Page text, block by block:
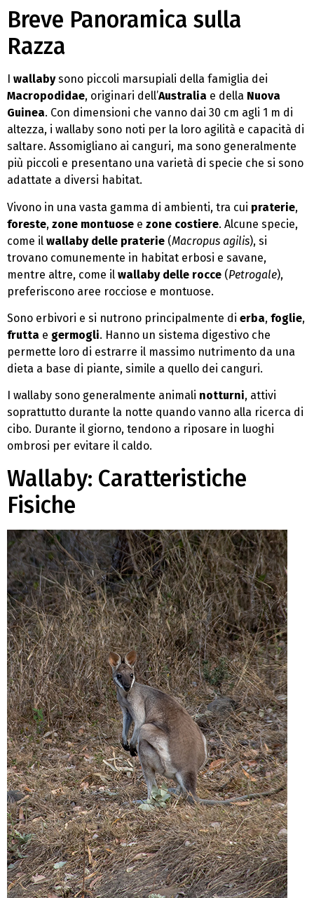
Breve Panoramica sulla
Razza
wallabysono piccoli marsupiali della famiglia dei
Macropodidae, originari dell’Australia e della Nuova
Guinea. Con dimensioni che vanno dai 30 cm agli 1 m di
altezza, i wallaby sono noti per la loro agilità e capacità di
saltare. Assomigliano ai canguri, ma sono generalmente
più piccoli e presentano una varietà di specie che si sono
adattate a diversi habitat.
Vivono in una vasta gamma di ambienti, tra cui praterie,
foreste, zone montuose e zone costiere. Alcune specie,
come il wallaby delle praterie (Macropus agilis), si
trovano comunemente in habitat erbosi e savane,
mentre altre, come il wallaby delle rocce (Petrogale),
preferiscono aree rocciose e montuose.
Sono erbivori e si nutrono principalmente di erba, foglie,
frutta e germogli. Hanno un sistema digestivo che
permette loro di estrarre il massimo nutrimento da una
dieta a base di piante, simile a quello dei canguri.
I wallaby sono generalmente animali notturni, attivi
soprattutto durante la notte quando vanno alla ricerca di
cibo. Durante il giorno, tendono a riposare in luoghi
ombrosi per evitare il caldo.
Wallaby: Caratteristiche
Fisiche